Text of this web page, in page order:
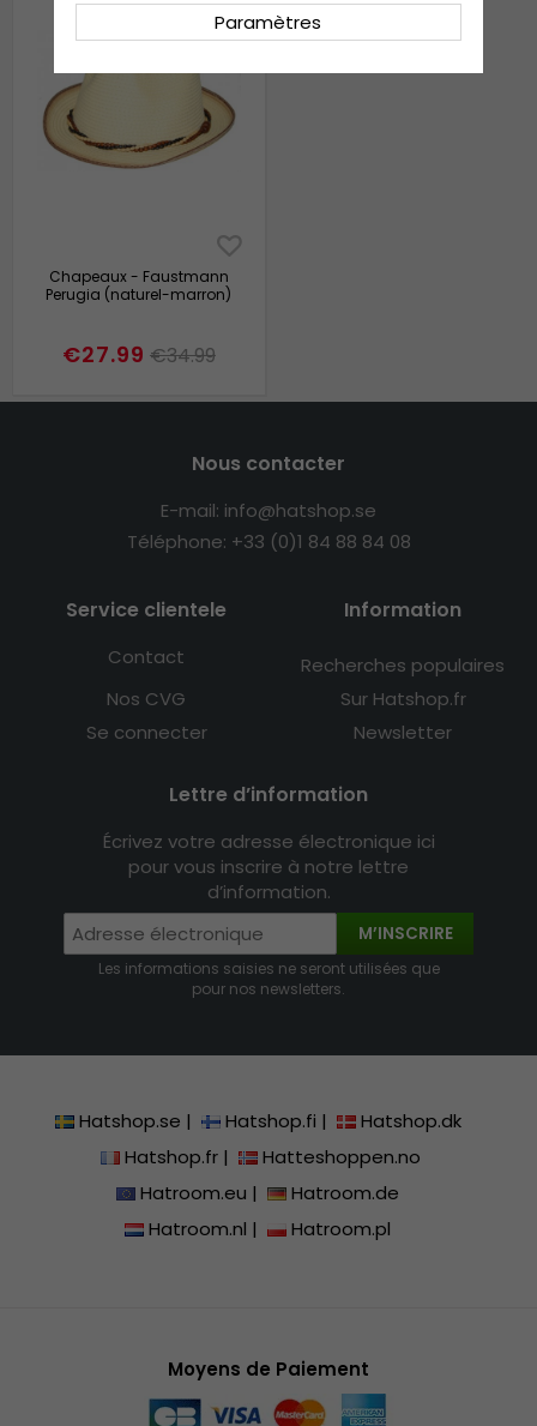
Chapeaux - Faustmann
Perugia (naturel-marron)
€27.99 €34.99
Nous contacter
E-mail: info@hatshop.se
Téléphone: +33 (0)1 84 88 84 08
Service clientele
Contact
Nos CVG
Se connecter
Information
Recherches populaires
Sur Hatshop.fr
Newsletter
Lettre d’information
Écrivez votre adresse électronique ici
pour vous inscrire à notre lettre
d’information.
M’INSCRIRE
Les informations saisies ne seront utilisées que
pour nos newsletters.
Hatshop.se | Hatshop.fi |
Hatshop.dk
Hatshop.fr|
Hatteshoppen.no
Hatroom.eu |
Hatroom.de
Hatroom.nl | Hatroom.pl
Moyens de Paiement
Paramètres